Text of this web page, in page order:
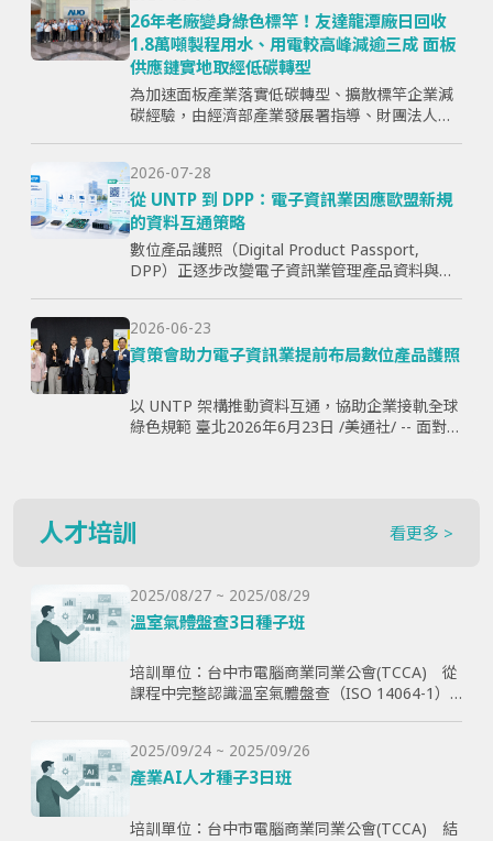
26年老廠變身綠色標竿！友達龍潭廠日回收
1.8萬噸製程用水、用電較高峰減逾三成 面板
供應鏈實地取經低碳轉型
為加速面板產業落實低碳轉型、擴散標竿企業減
碳經驗，由經濟部產業發展署指導、財團法人資
成果交流活動」，7月15日於...
2026-07-28
從 UNTP 到 DPP：電子資訊業因應歐盟新規
的資料互通策略
數位產品護照（Digital Product Passport,
DPP）正逐步改變電子資訊業管理產品資料與供
購、製...
2026-06-23
資策會助力電子資訊業提前布局數位產品護照
以 UNTP 架構推動資料互通，協助企業接軌全球
綠色規範 臺北2026年6月23日 /美通社/ -- 面對歐
人才培訓 看更多 >
2025/08/27 ~ 2025/08/29
溫室氣體盤查3日種子班
培訓單位：台中市電腦商業同業公會(TCCA) 從
課程中完整認識溫室氣體盤查（ISO 14064-1）
幫助學員更好了解ESG與碳排放管理的實際應
用，提高企業實現減碳目標。
2025/09/24 ~ 2025/09/26
產業AI人才種子3日班
培訓單位：台中市電腦商業同業公會(TCCA) 結